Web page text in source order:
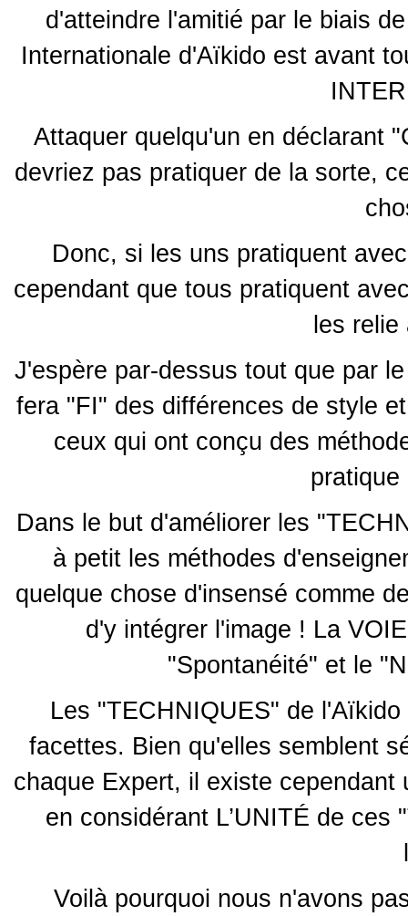
d'atteindre l'amitié par le biais
Internationale d'Aïkido est avant
Attaquer quelqu'un en déclarant
devriez pas pratiquer de la sorte,
Donc, si les uns pratiquent
cependant que tous pratiquent
les
J'espère par-dessus tout que par
fera "FI" des différences de style
ceux qui ont conçu des
pratique
Dans le but d'améliorer les
à petit les méthodes
quelque chose d'insensé comme
d'y intégrer l'image ! La
"Spontanéité" et le
Les "TECHNIQUES" de
facettes. Bien qu'elles semblent
chaque Expert, il existe
en considérant L’UNITÉ de
Voilà pourquoi nous n'avons